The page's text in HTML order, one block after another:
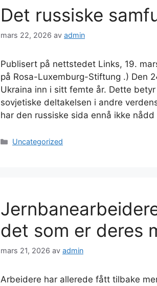
Det russiske
mars 22, 2026 av admin
Publisert på nettstedet Links, 19.
på Rosa-Luxemburg-Stiftung .) Den
Ukraina inn i sitt femte år. Dette
sovjetiske deltakelsen i andre
har den russiske sida ennå ikke
Kategorier
Uncategorized
det som er deres
mars 21, 2026 av admin
Arbeidere har allerede fått tilbake